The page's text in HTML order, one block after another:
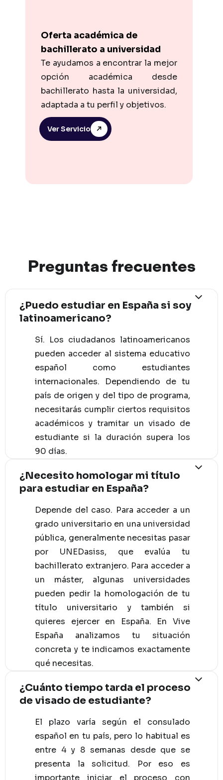
Oferta académica de
bachillerato a universidad
Te ayudamos a encontrar la mejor
opción académica desde
bachillerato hasta la universidad,
adaptada a tu perfil y objetivos.
Ver Servicio
Preguntas frecuentes
¿Puedo estudiar en España si soy
latinoamericano?
Sí. Los ciudadanos latinoamericanos
pueden acceder al sistema educativo
español como estudiantes
internacionales. Dependiendo de tu
país de origen y del tipo de programa,
necesitarás cumplir ciertos requisitos
académicos y tramitar un visado de
estudiante si la duración supera los
90 días.
¿Necesito homologar mi título
para estudiar en España?
Depende del caso. Para acceder a un
grado universitario en una universidad
pública, generalmente necesitas pasar
por UNEDasiss, que evalúa tu
bachillerato extranjero. Para acceder a
un máster, algunas universidades
pueden pedir la homologación de tu
título universitario y también si
quieres ejercer en España. En Vive
España analizamos tu situación
concreta y te indicamos exactamente
qué necesitas.
¿Cuánto tiempo tarda el proceso
de visado de estudiante?
El plazo varía según el consulado
español en tu país, pero lo habitual es
entre 4 y 8 semanas desde que se
presenta la solicitud. Por eso es